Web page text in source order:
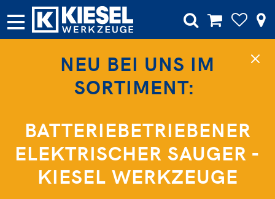
NEU BEI UNS IM
SORTIMENT:
BATTERIEBETRIEBENER
ELEKTRISCHER SAUGER -
KIESEL WERKZEUGE